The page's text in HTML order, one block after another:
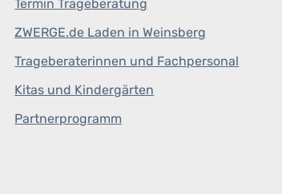
Termin Trageberatung
ZWERGE.de Laden in Weinsberg
Trageberaterinnen und Fachpersonal
Kitas und Kindergärten
Partnerprogramm